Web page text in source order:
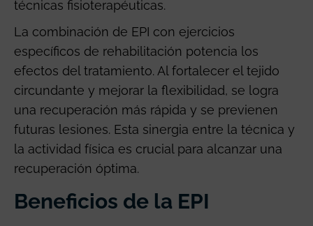
técnicas fisioterapéuticas.
La combinación de EPI con ejercicios
específicos de rehabilitación potencia los
efectos del tratamiento. Al fortalecer el tejido
circundante y mejorar la flexibilidad, se logra
una recuperación más rápida y se previenen
futuras lesiones. Esta sinergia entre la técnica y
la actividad física es crucial para alcanzar una
recuperación óptima.
Beneficios de la EPI